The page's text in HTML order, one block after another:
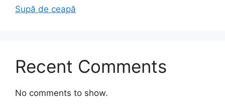
Supă de ceapă
Recent Comments
No comments to show.